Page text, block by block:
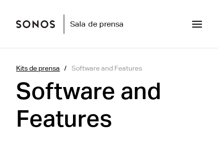
Sala de prensa
Kits de prensa Software and Features
Software and
Features